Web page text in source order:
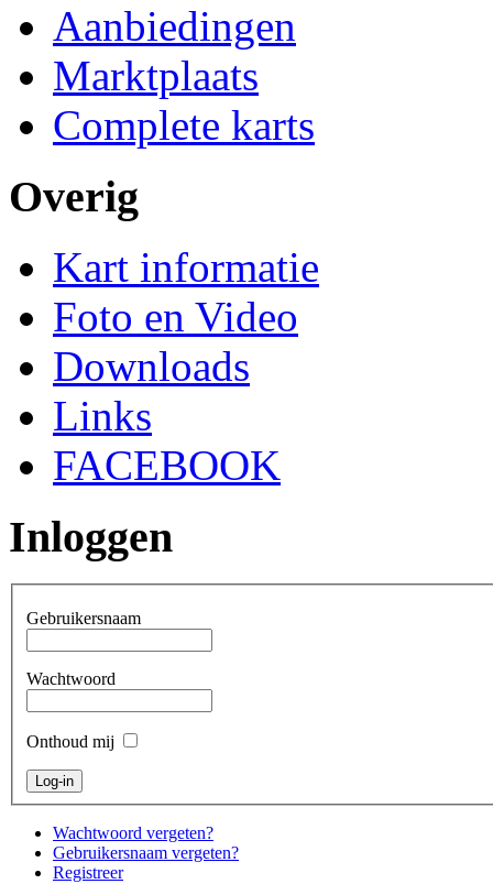
Aanbiedingen
Marktplaats
Complete karts
Overig
Kart informatie
Foto en Video
Downloads
Links
FACEBOOK
Inloggen
Gebruikersnaam
Wachtwoord
Onthoud mij
Wachtwoord vergeten?
Gebruikersnaam vergeten?
Registreer